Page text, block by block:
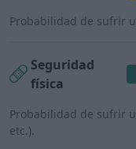
Probabilidad de sufrir
Seguridad
física
Probabilidad de sufrir
etc.).